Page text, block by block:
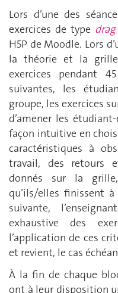
Lors d’une des
exercices de type
H5P de Moodle. Lors
la théorie et la
exercices pendant
suivantes, les
groupe, les exercices
d’amener les
façon intuitive en
caractéristiques à
travail, des retours
donnés sur la
qu’ils/elles finissent
suivante,
exhaustive des
l’application de ces
et revient, le cas
À la fin de chaque
ont à leur disposition